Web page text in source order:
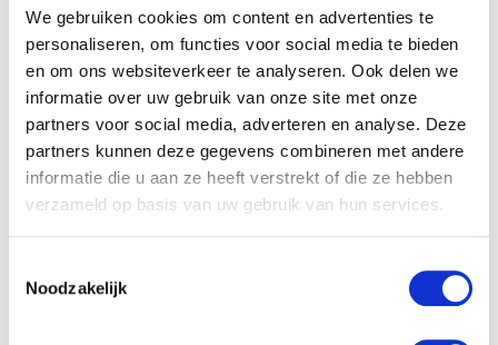
We gebruiken cookies om content en advertenties te
personaliseren, om functies voor social media te bieden
en om ons websiteverkeer te analyseren. Ook delen we
informatie over uw gebruik van onze site met onze
partners voor social media, adverteren en analyse. Deze
partners kunnen deze gegevens combineren met andere
informatie die u aan ze heeft verstrekt of die ze hebben
verzameld op basis van uw gebruik van hun services.
Noodzakelijk
18.99
Ty Big eye beanie knuffel
sahara 15 cm
€13.73